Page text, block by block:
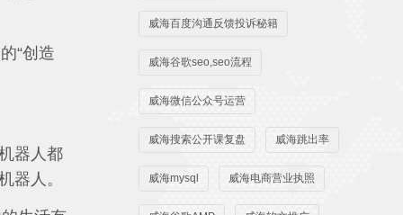
“创造
器人都
器人。
威海百度沟通反馈投诉秘籍
威海谷歌seo,seo流程
威海微信公众号运营
威海搜索公开课复盘 威海跳出率
威海mysql 威海电商营业执照